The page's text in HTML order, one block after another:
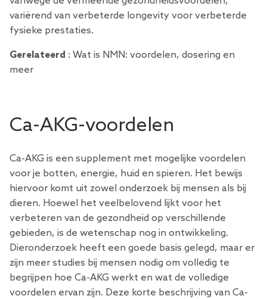
variërend van verbeterde longevity voor verbeterde
fysieke prestaties.
Gerelateerd : Wat is NMN: voordelen, dosering en
meer
Ca-AKG-voordelen
Ca-AKG is een supplement met mogelijke voordelen
voor je botten, energie, huid en spieren. Het bewijs
hiervoor komt uit zowel onderzoek bij mensen als bij
dieren. Hoewel het veelbelovend lijkt voor het
verbeteren van de gezondheid op verschillende
gebieden, is de wetenschap nog in ontwikkeling.
Dieronderzoek heeft een goede basis gelegd, maar er
zijn meer studies bij mensen nodig om volledig te
begrijpen hoe Ca-AKG werkt en wat de volledige
voordelen ervan zijn. Deze korte beschrijving van Ca-